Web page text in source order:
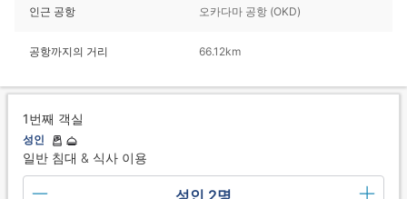
인근 공항 오카다마 공항 (OKD)
공항까지의 거리 66.12km
1번째 객실
성인
일반 침대 & 식사 이용